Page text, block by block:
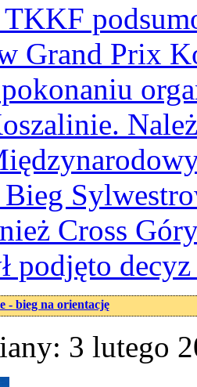
Grand Prix
pokonaniu
Cross
podjęto
- bieg na orientację
3 lutego